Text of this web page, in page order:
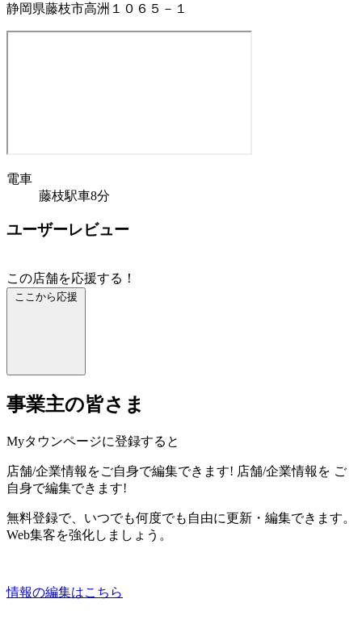
静岡県藤枝市高洲１０６５－１
電車
藤枝駅車8分
ユーザーレビュー
この店舗を応援する！
ここから応援
事業主の皆さま
Myタウンページに登録すると
店舗/企業情報をご自身で編集できます! 店舗/企業情報を ご
自身で編集できます!
無料登録で、いつでも何度でも自由に更新・編集できます。
Web集客を強化しましょう。
情報の編集はこちら